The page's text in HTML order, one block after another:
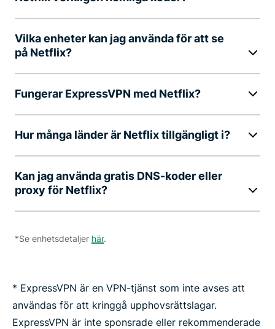
Vilka enheter kan jag använda för att se
på Netflix?
Fungerar ExpressVPN med Netflix?
Hur många länder är Netflix tillgängligt i?
Kan jag använda gratis DNS-koder eller
proxy för Netflix?
*Se enhetsdetaljer här.
* ExpressVPN är en VPN-tjänst som inte avses att
användas för att kringgå upphovsrättslagar.
ExpressVPN är inte sponsrade eller rekommenderade